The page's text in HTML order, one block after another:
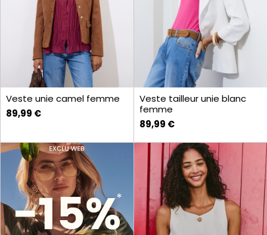
Veste unie camel femme
89,99 €
Veste tailleur unie blanc
femme
89,99 €